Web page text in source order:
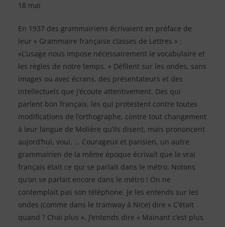
18 mai
En 1937 des grammairiens écrivaient en préface de
leur « Grammaire française classes de Lettres » :
«L’usage nous impose nécessairement le vocabulaire et
les règles de notre temps. » Défilent sur les ondes, sans
images ou avec écrans, des présentateurs et des
intellectuels que j’écoute attentivement. Des qui
parlent bon français, les qui protestent contre toutes
modifications de l’orthographe, contre tout changement
à leur langue de Molière qu’ils disent, mais prononcent
aujord’hui, voui, … Courageux et parisien, un autre
grammairien de la même époque écrivait que le vrai
français était ce qui se parlait dans le métro. Notons
qu’on se parlait encore dans le métro ! On ne
contemplait pas son téléphone. Je les entends sur les
ondes (comme dans le tramway à Nice) dire « C’était
quand ? Chai plus ». J’entends dire « Mainant c’est plus